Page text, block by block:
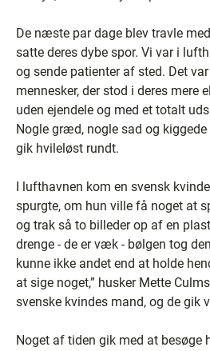
De næste par dage blev travle
satte deres dybe spor. Vi var i
og sende patienter af sted. Det
mennesker, der stod i deres mere
uden ejendele og med et totalt
Nogle græd, nogle sad og
gik hvileløst rundt.
I lufthavnen kom en svensk
spurgte, om hun ville få noget at
og trak så to billeder op af en
drenge - de er væk - bølgen tog
kunne ikke andet end at holde
at sige noget,” husker Mette
svenske kvindes mand, og de gik
Noget af tiden gik med at besøge